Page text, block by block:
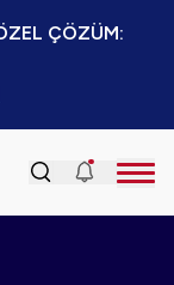
ÇÖZÜM: